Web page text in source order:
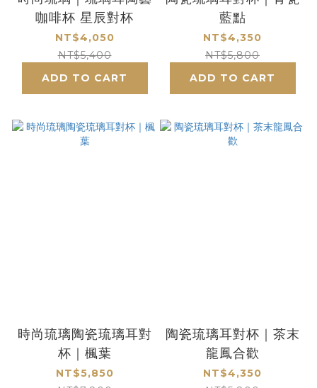
咖啡杯 星辰對杯
NT$4,050
NT$5,400
ADD TO CART
藍點
NT$4,350
NT$5,800
ADD TO CART
時尚琉璃陶瓷琉璃耳對
杯｜楓葉
NT$5,850
陶瓷琉璃耳對杯｜茶末
龍鳳合歡
NT$4,350